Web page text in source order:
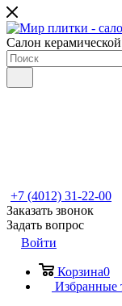
Салон
+7 (4012) 31-22-00
Заказать звонок
Задать вопрос
Войти
Корзина0
Избранные